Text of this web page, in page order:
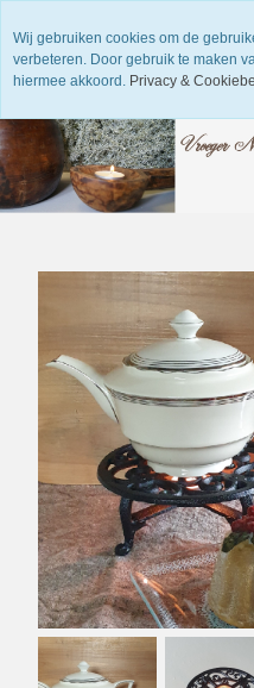
Wij gebruiken cookies om de
verbeteren. Door gebruik te maken
hiermee akkoord. Privacy &